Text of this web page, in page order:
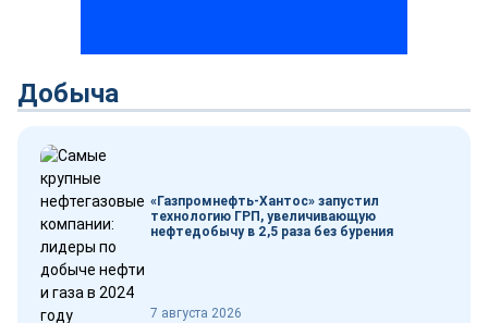
Добыча
«Газпромнефть-Хантос» запустил
технологию ГРП, увеличивающую
нефтедобычу в 2,5 раза без бурения
7 августа 2026